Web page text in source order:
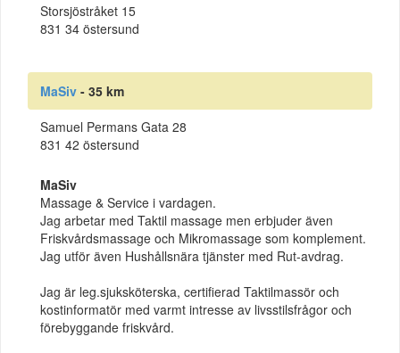
Storsjöstråket 15
831 34 östersund
MaSiv - 35 km
Samuel Permans Gata 28
831 42 östersund
MaSiv
Massage & Service i vardagen.
Jag arbetar med Taktil massage men erbjuder även
Friskvårdsmassage och Mikromassage som komplement.
Jag utför även Hushållsnära tjänster med Rut-avdrag.
Jag är leg.sjuksköterska, certifierad Taktilmassör och
kostinformatör med varmt intresse av livsstilsfrågor och
förebyggande friskvård.